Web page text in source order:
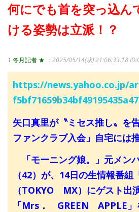
何にでも首を突っ込ん
ける姿勢は立派！？
1 冬月記者 ★ ：2025/05/14(水) 21:06:33.18
https://news.yahoo.co.jp/
矢口真里が〝ミセス推し〟を
ファンクラブ入会」自宅には
「モーニング娘。」元メン
（42）が、14日の生情報番組
（TOKYO MX）にゲスト出
「Mrs． GREEN APPLE」